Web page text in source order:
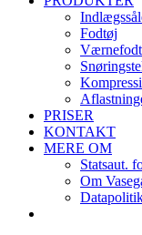
Fodtøj
PRISER
KONTAKT
MERE OM
Statsaut.
Om